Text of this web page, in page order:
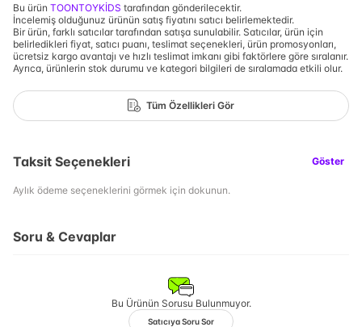
Bu ürün TOONTOYKİDS tarafından gönderilecektir.
İncelemiş olduğunuz ürünün satış fiyatını satıcı belirlemektedir.
Bir ürün, farklı satıcılar tarafından satışa sunulabilir. Satıcılar, ürün için
belirledikleri fiyat, satıcı puanı, teslimat seçenekleri, ürün promosyonları,
ücretsiz kargo avantajı ve hızlı teslimat imkanı gibi faktörlere göre sıralanır.
Ayrıca, ürünlerin stok durumu ve kategori bilgileri de sıralamada etkili olur.
Tüm Özellikleri Gör
Taksit Seçenekleri Göster
Aylık ödeme seçeneklerini görmek için dokunun.
Soru & Cevaplar
Bu Ürünün Sorusu Bulunmuyor.
Satıcıya Soru Sor